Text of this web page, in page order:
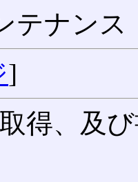
テナンス
]
得、及